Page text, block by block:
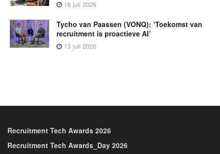
16 juli 2026
Tycho van Paassen (VONQ): ‘Toekomst van
recruitment is proactieve AI’
13 juli 2026
Recruitment Tech Awards 2026
Recruitment Tech Awards_Day 2026